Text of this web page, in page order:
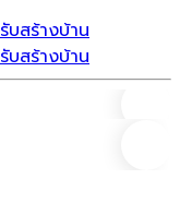
รับสร้างบ้าน
รับสร้างบ้าน